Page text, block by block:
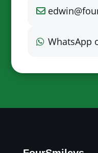
WhatsApp